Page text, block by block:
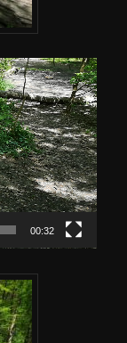
00:32